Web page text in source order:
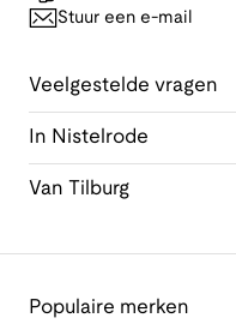
Stuur een e-mail
Veelgestelde vragen
In Nistelrode
Van Tilburg
Populaire merken